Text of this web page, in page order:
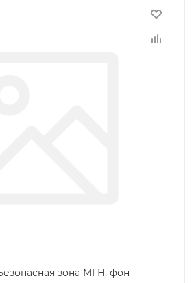
зона МГН, фон